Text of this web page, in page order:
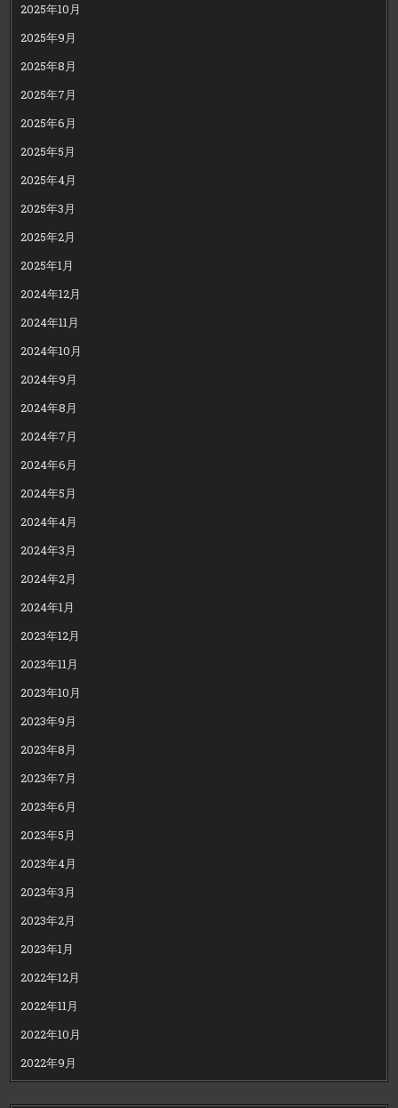
2025年10月
2025年9月
2025年8月
2025年7月
2025年6月
2025年5月
2025年4月
2025年3月
2025年2月
2025年1月
2024年12月
2024年11月
2024年10月
2024年9月
2024年8月
2024年7月
2024年6月
2024年5月
2024年4月
2024年3月
2024年2月
2024年1月
2023年12月
2023年11月
2023年10月
2023年9月
2023年8月
2023年7月
2023年6月
2023年5月
2023年4月
2023年3月
2023年2月
2023年1月
2022年12月
2022年11月
2022年10月
2022年9月